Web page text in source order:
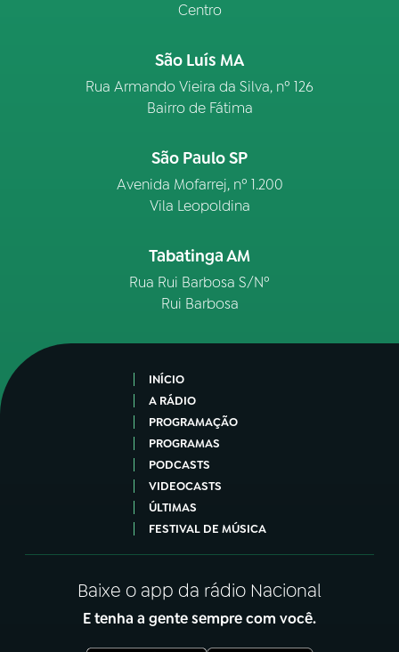
Centro
São Luís MA
Rua Armando Vieira da Silva, nº 126
Bairro de Fátima
São Paulo SP
Avenida Mofarrej, nº 1.200
Vila Leopoldina
Tabatinga AM
Rua Rui Barbosa S/Nº
Rui Barbosa
INÍCIO
A RÁDIO
PROGRAMAÇÃO
PROGRAMAS
PODCASTS
VIDEOCASTS
ÚLTIMAS
FESTIVAL DE MÚSICA
Baixe o app da rádio Nacional
E tenha a gente sempre com você.